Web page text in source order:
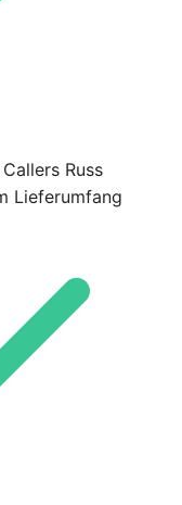
Russ
Lieferumfang